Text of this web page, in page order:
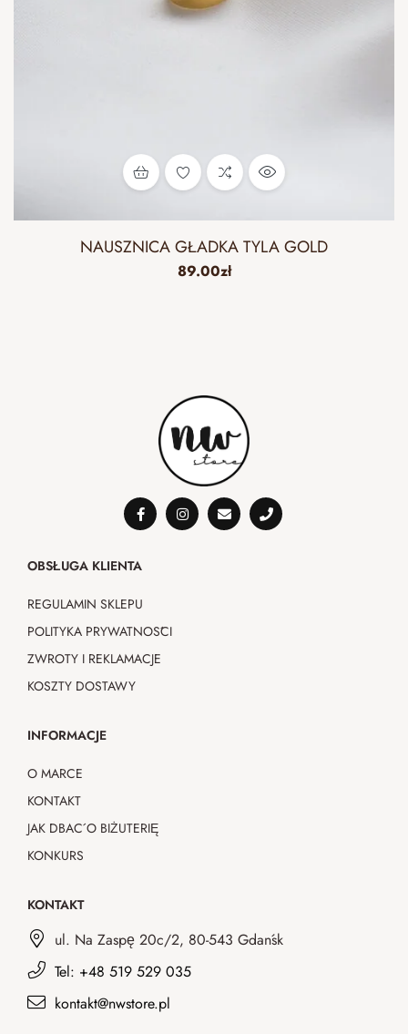
NAUSZNICA GŁADKA TYLA GOLD
89.00zł
OBSŁUGA KLIENTA
REGULAMIN SKLEPU
POLITYKA PRYWATNOŚCI
ZWROTY I REKLAMACJE
KOSZTY DOSTAWY
INFORMACJE
O MARCE
KONTAKT
JAK DBAĆ O BIŻUTERIĘ
KONKURS
KONTAKT
ul. Na Zaspę 20c/2, 80-543 Gdańsk
Tel: +48 519 529 035
kontakt@nwstore.pl